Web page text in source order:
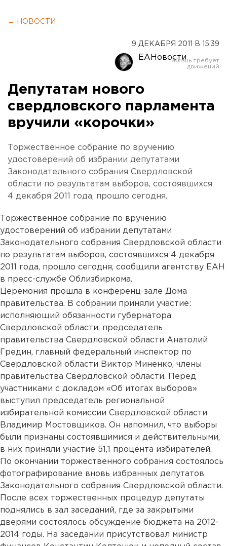
← НОВОСТИ
9 ДЕКАБРЯ 2011 В 15:39
ЕАНовости
Депутатам нового
свердловского парламента
вручили «корочки»
Торжественное собрание по вручению
удостоверений об избрании депутатами
Законодательного cобрания Свердловской
области по результатам выборов, состоявшихся
4 декабря 2011 года, прошло сегодня.
Торжественное собрание по вручению
удостоверений об избрании депутатами
Законодательного cобрания Свердловской области
по результатам выборов, состоявшихся 4 декабря
2011 года, прошло сегодня, сообщили агентству ЕАН
в пресс-службе Облизбиркома.
Церемония прошла в конференц-зале Дома
правительства. В собрании приняли участие:
исполняющий обязанности губернатора
Свердловской области, председатель
правительства Свердловской области Анатолий
Гредин, главный федеральный инспектор по
Свердловской области Виктор Миненко, члены
правительства Свердловской области. Перед
участниками с докладом «Об итогах выборов»
выступил председатель региональной
избирательной комиссии Свердловской области
Владимир Мостовщиков. Он напомнил, что выборы
были признаны состоявшимися и действительными,
в них приняли участие 51,1 процента избирателей.
По окончании торжественного собрания состоялось
фотографирование вновь избранных депутатов
Законодательного собрания Свердловской области.
После всех торжественных процедур депутаты
поднялись в зал заседаний, где за закрытыми
дверями состоялось обсуждение бюджета на 2012-
2014 годы. На заседании присутствовал министр